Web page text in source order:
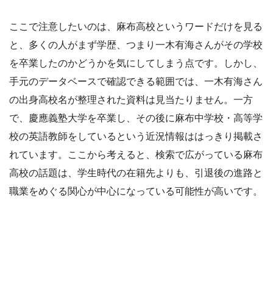
ここで注意したいのは、麻布高校というワードだけを見る
と、多くの人がまず学歴、つまり一木有海さんがその学校
を卒業したのかどうかを気にしてしまう点です。しかし、
手元のデータベースで確認できる範囲では、一木有海さん
の出身高校名が整理された資料は見当たりません。一方
で、慶應義塾大学を卒業し、その後に麻布中学校・高等学
校の英語教師をしているという近況情報ははっきり掲載さ
れています。ここから考えると、検索で広がっている麻布
高校の話題は、学生時代の在籍先よりも、引退後の進路と
職業をめぐる関心が中心になっている可能性が高いです。